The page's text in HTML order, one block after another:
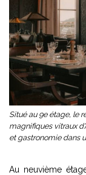
Situé au 9e étage, le
magnifiques vitraux
et gastronomie dans
Au neuvième